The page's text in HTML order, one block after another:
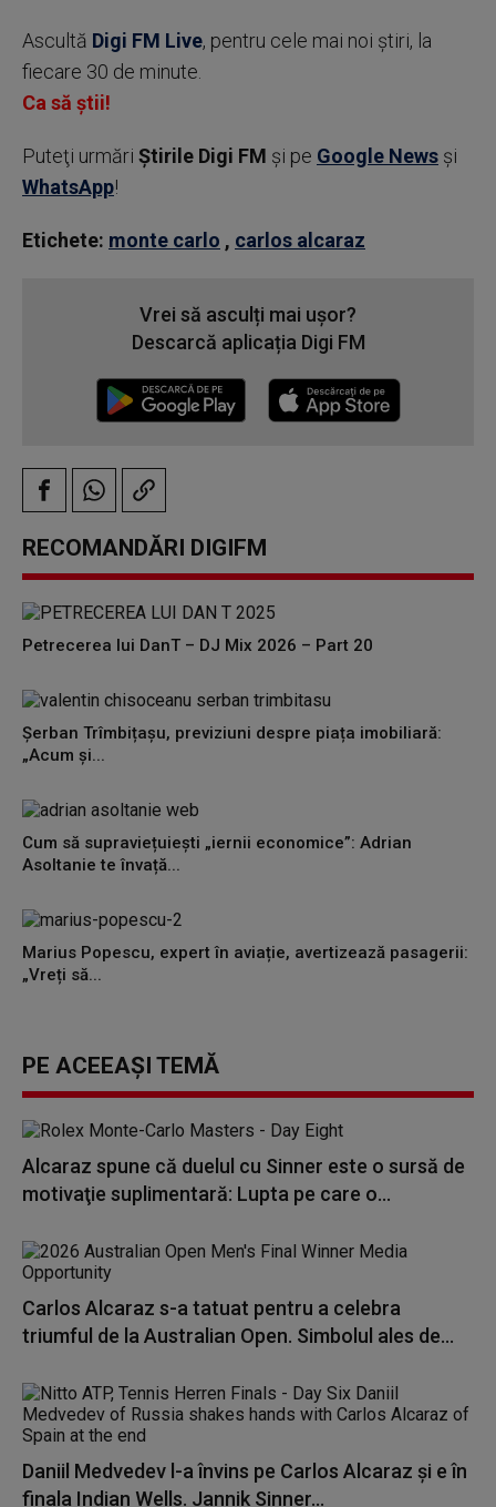
Ascultă Digi FM Live, pentru cele mai noi știri, la
fiecare 30 de minute.
Ca să știi!
Puteţi urmări Știrile Digi FM şi pe Google News şi
WhatsApp!
Etichete: monte carlo , carlos alcaraz
Vrei să asculți mai ușor?
Descarcă aplicația Digi FM
RECOMANDĂRI DIGIFM
Petrecerea lui DanT – DJ Mix 2026 – Part 20
Șerban Trîmbițașu, previziuni despre piața imobiliară:
„Acum și...
Cum să supraviețuiești „iernii economice”: Adrian
Asoltanie te învață...
Marius Popescu, expert în aviație, avertizează pasagerii:
„Vreți să...
PE ACEEAȘI TEMĂ
Alcaraz spune că duelul cu Sinner este o sursă de
motivaţie suplimentară: Lupta pe care o...
Carlos Alcaraz s-a tatuat pentru a celebra
triumful de la Australian Open. Simbolul ales de...
Daniil Medvedev l-a învins pe Carlos Alcaraz și e în
finala Indian Wells. Jannik Sinner...